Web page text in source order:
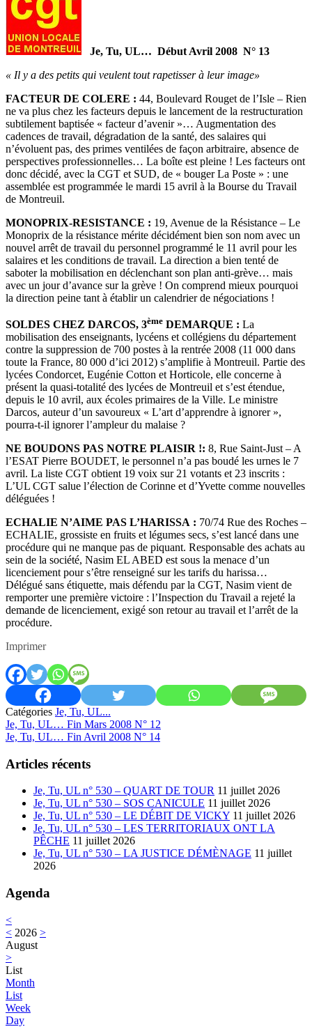
Je, Tu, UL… Début Avril 2008 N° 13
« Il y a des petits qui veulent tout rapetisser à leur image»
FACTEUR DE COLERE : 44, Boulevard Rouget de l’Isle – Rien
ne va plus chez les facteurs depuis le lancement de la restructuration
subtilement baptisée « facteur d’avenir »… Augmentation des
cadences de travail, dégradation de la santé, des salaires qui
n’évoluent pas, des primes ventilées de façon arbitraire, absence de
perspectives professionnelles… La boîte est pleine ! Les facteurs ont
donc décidé, avec la CGT et SUD, de « bouger La Poste » : une
assemblée est programmée le mardi 15 avril à la Bourse du Travail
de Montreuil.
MONOPRIX-RESISTANCE : 19, Avenue de la Résistance – Le
Monoprix de la résistance mérite décidément bien son nom avec un
nouvel arrêt de travail du personnel programmé le 11 avril pour les
salaires et les conditions de travail. La direction a bien tenté de
saboter la mobilisation en déclenchant son plan anti-grève… mais
avec un jour d’avance sur la grève ! On comprend mieux pourquoi
la direction peine tant à établir un calendrier de négociations !
SOLDES CHEZ DARCOS, 3ème DEMARQUE : La
mobilisation des enseignants, lycéens et collégiens du département
contre la suppression de 700 postes à la rentrée 2008 (11 000 dans
toute la France, 80 000 d’ici 2012) s’amplifie à Montreuil. Partie des
lycées Condorcet, Eugénie Cotton et Horticole, elle concerne à
présent la quasi-totalité des lycées de Montreuil et s’est étendue,
depuis le 10 avril, aux écoles primaires de la Ville. Le ministre
Darcos, auteur d’un savoureux « L’art d’apprendre à ignorer »,
pourra-t-il ignorer l’ampleur du malaise ?
NE BOUDONS PAS NOTRE PLAISIR !: 8, Rue Saint-Just – A
l’ESAT Pierre BOUDET, le personnel n’a pas boudé les urnes le 7
avril. La liste CGT obtient 19 voix sur 21 votants et 23 inscrits :
L’UL CGT salue l’élection de Corinne et d’Yvette comme nouvelles
déléguées !
ECHALIE N’AIME PAS L’HARISSA : 70/74 Rue des Roches –
ECHALIE, grossiste en fruits et légumes secs, s’est lancé dans une
procédure qui ne manque pas de piquant. Responsable des achats au
sein de la société, Nasim EL ABED est sous la menace d’un
licenciement pour s’être renseigné sur les tarifs du harissa…
Délégué sans étiquette, mais défendu par la CGT, Nasim vient de
remporter une première victoire : l’Inspection du Travail a rejeté la
demande de licenciement, exigé son retour au travail et l’arrêt de la
procédure.
Imprimer
Catégories Je, Tu, UL...
Previous:
Je, Tu, UL… Fin Mars 2008 N° 12
Next:
Je, Tu, UL… Fin Avril 2008 N° 14
Articles récents
Je, Tu, UL n° 530 – QUART DE TOUR 11 juillet 2026
Je, Tu, UL n° 530 – SOS CANICULE 11 juillet 2026
Je, Tu, UL n° 530 – LE DÉBIT DE VICKY 11 juillet 2026
Je, Tu, UL n° 530 – LES TERRITORIAUX ONT LA
PÊCHE 11 juillet 2026
Je, Tu, UL n° 530 – LA JUSTICE DÉMÈNAGE 11 juillet
2026
Agenda
<
< 2026 >
August
>
List
Month
List
Week
Day